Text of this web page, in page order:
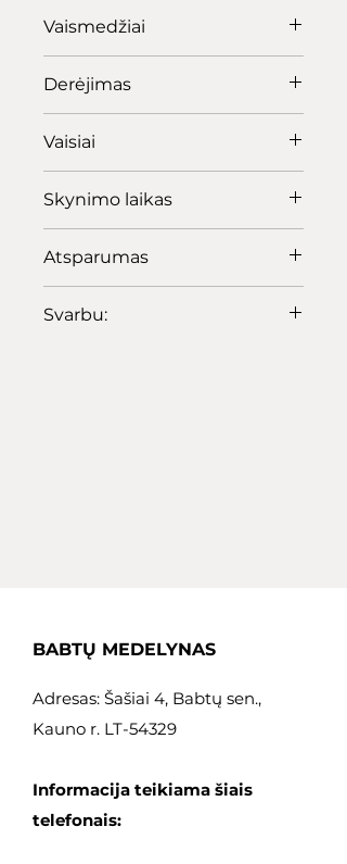
Vaismedžiai
šakomis.
Derėjimas
savidulkė.
Vaisiai
stambios (4,5-5g), skanios.
Skynimo laikas
Atsparumas
Svarbu:
BABTŲ MEDELYNAS
Adresas: Šašiai 4, Babtų sen.,
Kauno r. LT-54329
Informacija teikiama šiais
telefonais: